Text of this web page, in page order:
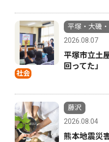
社会
平塚・大磯
2026.08.07
平塚市立土
回ってた
藤沢
2026.08.04
熊本地震災